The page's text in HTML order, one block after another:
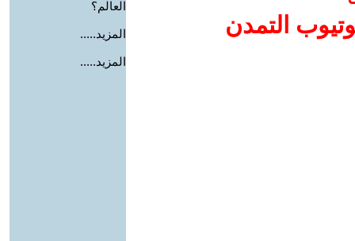
التمدن
العالم؟
المزيد.....
المزيد.....